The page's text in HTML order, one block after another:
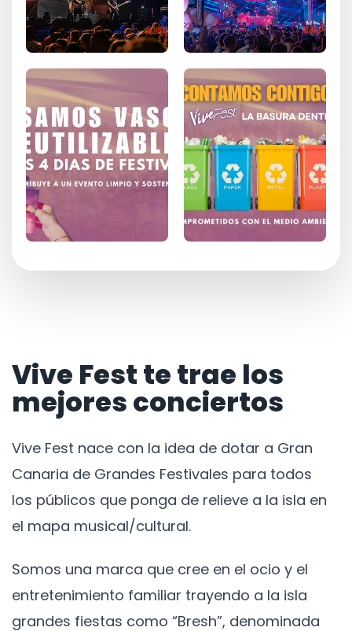
Vive Fest te trae los
mejores conciertos
Vive Fest nace con la idea de dotar a Gran
Canaria de Grandes Festivales para todos
los públicos que ponga de relieve a la isla en
el mapa musical/cultural.
Somos una marca que cree en el ocio y el
entretenimiento familiar trayendo a la isla
grandes fiestas como “Bresh”, denominada